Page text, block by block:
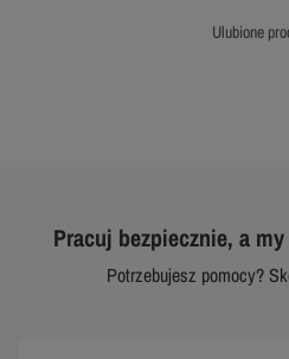
ulubione
Pracuj bezpiecznie, a
Potrzebujesz pomocy?